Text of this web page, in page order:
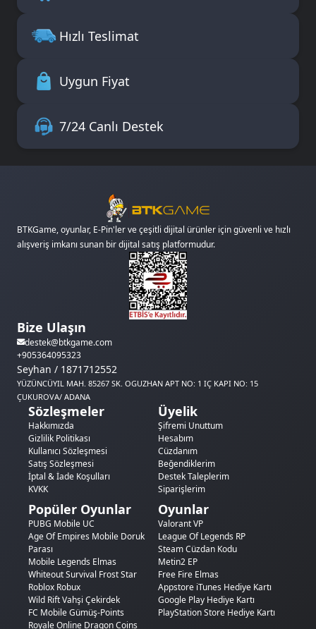
Hızlı Teslimat
Uygun Fiyat
7/24 Canlı Destek
BTKGame, oyunlar, E-Pin'ler ve çeşitli dijital ürünler için güvenli ve hızlı
alışveriş imkanı sunan bir dijital satış platformudur.
Bize Ulaşın
destek@btkgame.com
+905364095323
Seyhan / 1871712552
YÜZÜNCÜYIL MAH. 85267 SK. OGUZHAN APT NO: 1 IÇ KAPI NO: 15
ÇUKUROVA/ ADANA
Sözleşmeler
Hakkımızda
Gizlilik Politikası
Kullanıcı Sözleşmesi
Satış Sözleşmesi
İptal & İade Koşulları
KVKK
Üyelik
Şifremi Unuttum
Hesabım
Cüzdanım
Beğendiklerim
Destek Taleplerim
Siparişlerim
Popüler Oyunlar
PUBG Mobile UC
Age Of Empires Mobile Doruk
Parası
Mobile Legends Elmas
Whiteout Survival Frost Star
Roblox Robux
Wild Rift Vahşi Çekirdek
FC Mobile Gümüş-Points
Royale Online Dragon Coins
Oyunlar
Valorant VP
League Of Legends RP
Steam Cüzdan Kodu
Metin2 EP
Free Fire Elmas
Appstore iTunes Hediye Kartı
Google Play Hediye Kartı
PlayStation Store Hediye Kartı